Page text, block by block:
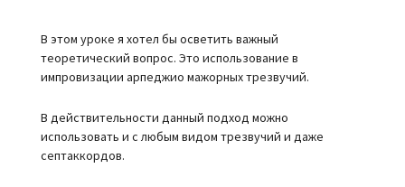
В этом уроке я хотел бы осветить важный
теоретический вопрос. Это использование в
импровизации арпеджио мажорных трезвучий.
В действительности данный подход можно
использовать и с любым видом трезвучий и даже
септаккордов.